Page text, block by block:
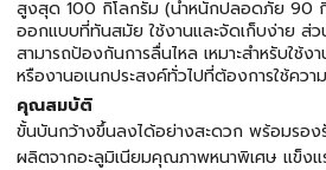
สูงสุด 100 กิโลกรัม (น้ำหนักปลอดภัย 90
ออกแบบที่ทันสมัย ใช้งานและจัดเก็บง่าย ส่ว
สามารถป้องกันการลื่นไหล เหมาะสำหรับใช้
หรืองานอเนกประสงค์ทั่วไปที่ต้องการใช้คว
คุณสมบัติ
ขั้นบันกว้างขึ้นลงได้อย่างสะดวก พร้อมรอ
ผลิตจากอะลูมิเนียมคุณภาพหนาพิเศษ แข็ง